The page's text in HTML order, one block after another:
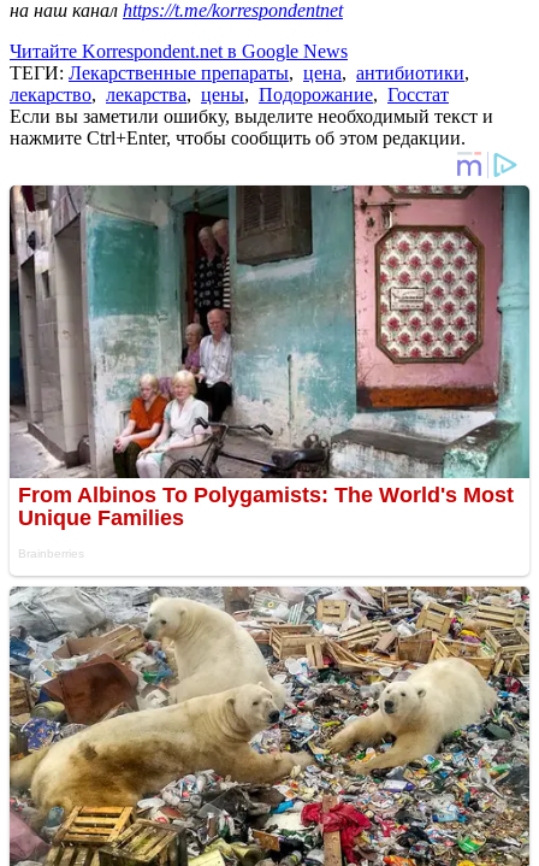
на наш канал https://t.me/korrespondentnet
Читайте Korrespondent.net в Google News
ТЕГИ: Лекарственные препараты, цена, антибиотики,
лекарство, лекарства, цены, Подорожание, Госстат
Если вы заметили ошибку, выделите необходимый текст и
нажмите Ctrl+Enter, чтобы сообщить об этом редакции.